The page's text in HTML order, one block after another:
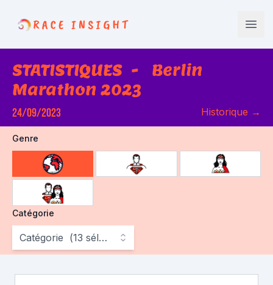
Race Insight
STATISTIQUES - Berlin
Marathon 2023
24/09/2023 Historique →
Genre
choose gender
Catégorie
Catégorie (13 sélectionné